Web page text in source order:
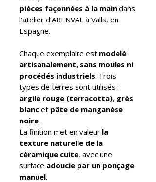
pièces façonnées à la main dans
l’atelier d’ABENVAL à Valls, en
Espagne.
Chaque exemplaire est modelé
artisanalement, sans moules ni
procédés industriels. Trois
types de terres sont utilisés :
argile rouge (terracotta), grès
blanc et pâte de manganèse
noire.
La finition met en valeur la
texture naturelle de la
céramique cuite, avec une
surface adoucie par un ponçage
manuel.